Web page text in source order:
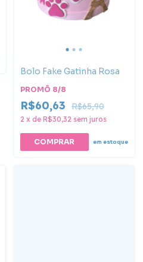
Bolo Fake Gatinha Rosa
PROMÔ 8/8
R$60,63 R$65,90
2 x de R$30,32 sem juros
em estoque